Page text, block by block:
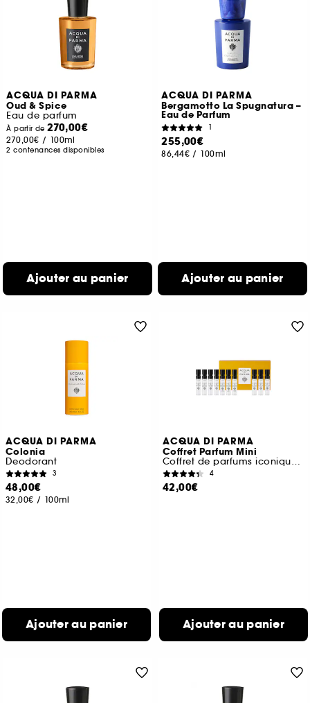
ACQUA DI PARMA
Oud & Spice
Eau de parfum
À partir de270,00€
270,00€ / 100ml
2 contenances disponibles
Ajouter au panier
ACQUA DI PARMA
Bergamotto La Spugnatura –
Eau de Parfum
1
255,00€
86,44€ / 100ml
Ajouter au panier
ACQUA DI PARMA
Colonia
Deodorant
3
48,00€
32,00€ / 100ml
Ajouter au panier
ACQUA DI PARMA
Coffret Parfum Mini
Coffret de parfums iconiques mini
4
42,00€
Ajouter au panier